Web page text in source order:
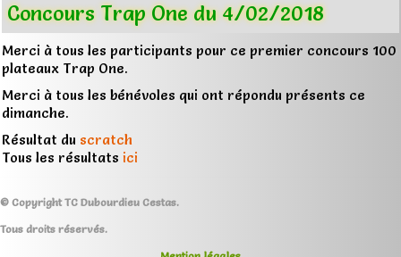
Concours Trap One du 4/02/2018
Merci à tous les participants pour ce premier concours 100
plateaux Trap One.
Merci à tous les bénévoles qui ont répondu présents ce
dimanche.
Résultat du scratch
Tous les résultats ici
© Copyright TC Dubourdieu Cestas.
Tous droits réservés.